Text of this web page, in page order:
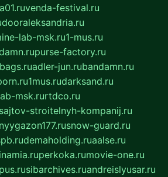
venda-festival.ru
dooraleksandria.ru
lab-msk.ru1-mus.ru
purse-factory.ru
adler-jun.rubandamn.ru
1mus.rudarksand.ru
msk.rurtdco.ru
stroitelnyh-kompanij.ru
snow-guard.ru
demaholding.ruaalse.ru
perkoka.rumovie-one.ru
sibarchives.ruandreislyusar.ru